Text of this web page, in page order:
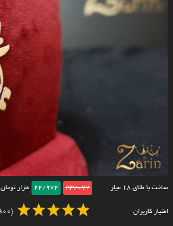
ساخت با طلای ۱۸ عیار 23/072
22/972 هزار تومان
امتیاز کاربران (900)